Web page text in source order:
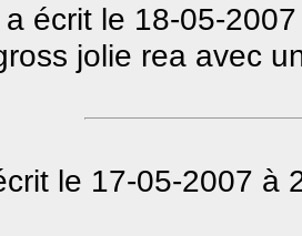
a écrit le 18-05-
jolie rea avec
le 17-05-2007 à